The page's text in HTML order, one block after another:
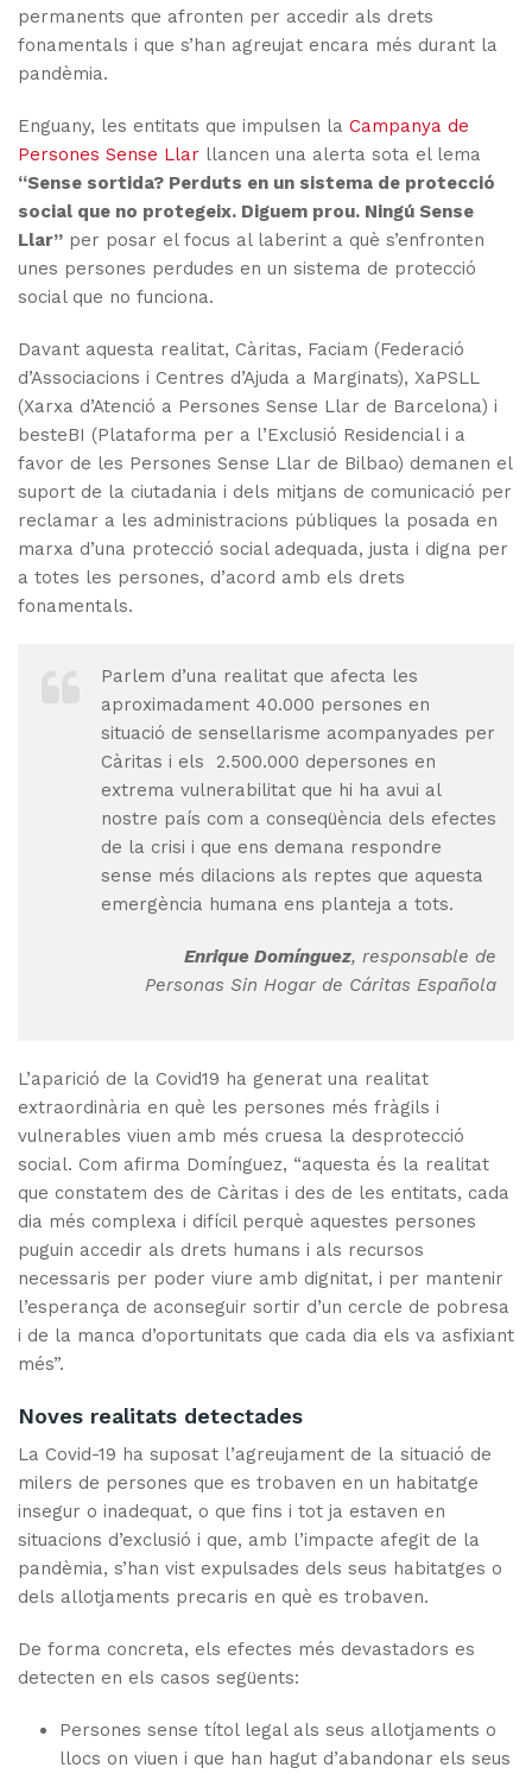
permanents que afronten per accedir als drets
fonamentals i que s’han agreujat encara més durant la
pandèmia.
Enguany, les entitats que impulsen la Campanya de
Persones Sense Llar llancen una alerta sota el lema
“Sense sortida? Perduts en un sistema de protecció
social que no protegeix. Diguem prou. Ningú Sense
Llar” per posar el focus al laberint a què s’enfronten
unes persones perdudes en un sistema de protecció
social que no funciona.
Davant aquesta realitat, Càritas, Faciam (Federació
d’Associacions i Centres d’Ajuda a Marginats), XaPSLL
(Xarxa d’Atenció a Persones Sense Llar de Barcelona) i
besteBI (Plataforma per a l’Exclusió Residencial i a
favor de les Persones Sense Llar de Bilbao) demanen el
suport de la ciutadania i dels mitjans de comunicació per
reclamar a les administracions públiques la posada en
marxa d’una protecció social adequada, justa i digna per
a totes les persones, d’acord amb els drets
fonamentals.
Parlem d’una realitat que afecta les
aproximadament 40.000 persones en
situació de sensellarisme acompanyades per
Càritas i els 2.500.000 depersones en
extrema vulnerabilitat que hi ha avui al
nostre país com a conseqüència dels efectes
de la crisi i que ens demana respondre
sense més dilacions als reptes que aquesta
emergència humana ens planteja a tots.
Enrique Domínguez, responsable de
Personas Sin Hogar de Cáritas Española
L’aparició de la Covid19 ha generat una realitat
extraordinària en què les persones més fràgils i
vulnerables viuen amb més cruesa la desprotecció
social. Com afirma Domínguez, “aquesta és la realitat
que constatem des de Càritas i des de les entitats, cada
dia més complexa i difícil perquè aquestes persones
puguin accedir als drets humans i als recursos
necessaris per poder viure amb dignitat, i per mantenir
l’esperança de aconseguir sortir d’un cercle de pobresa
i de la manca d’oportunitats que cada dia els va asfixiant
més”.
Noves realitats detectades
La Covid-19 ha suposat l’agreujament de la situació de
milers de persones que es trobaven en un habitatge
insegur o inadequat, o que fins i tot ja estaven en
situacions d’exclusió i que, amb l’impacte afegit de la
pandèmia, s’han vist expulsades dels seus habitatges o
dels allotjaments precaris en què es trobaven.
De forma concreta, els efectes més devastadors es
detecten en els casos següents:
Persones sense títol legal als seus allotjaments o
llocs on viuen i que han hagut d’abandonar els seus